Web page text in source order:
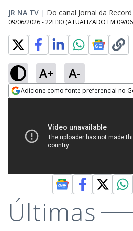
JR NA TV | Do canal Jornal da
09/06/2026 - 22H30 (ATUALIZADO EM 09/
A+ A-
Adicione como fonte preferencial no
Últimas